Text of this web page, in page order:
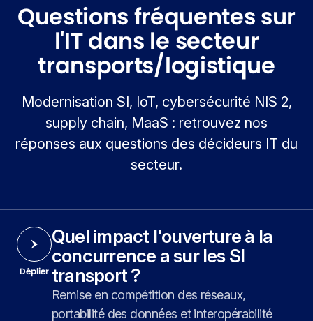
Questions fréquentes sur
l'IT dans le secteur
transports/logistique
Modernisation SI, IoT, cybersécurité NIS 2,
supply chain, MaaS : retrouvez nos
réponses aux questions des décideurs IT du
secteur.
Déplier
Quel impact l'ouverture à la
concurrence a sur les SI
transport ?
Remise en compétition des réseaux,
portabilité des données et interopérabilité